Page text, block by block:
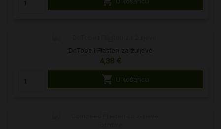
4,38 €
 U košaricu